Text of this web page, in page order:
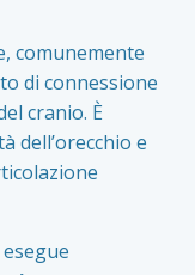
comunemente
di connessione
cranio. È
dell’orecchio e